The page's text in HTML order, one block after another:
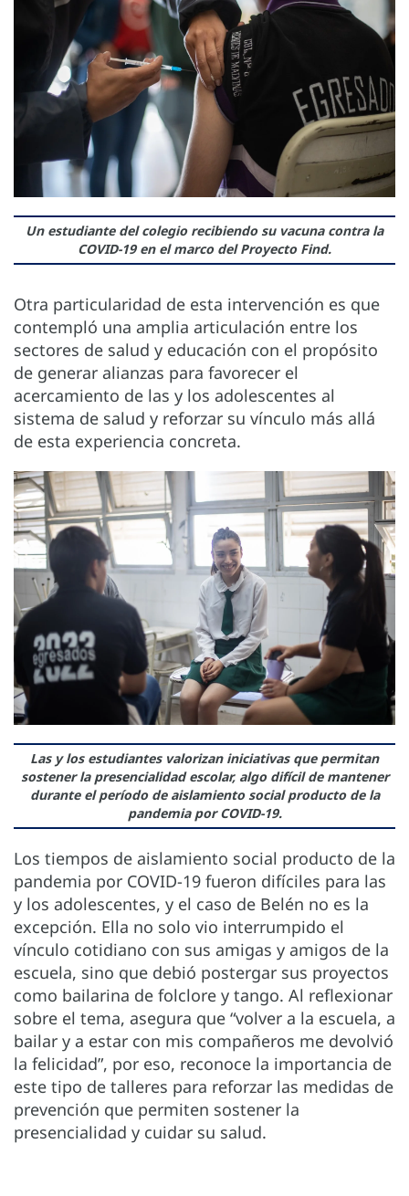
Un estudiante del colegio recibiendo su vacuna contra la
COVID-19 en el marco del Proyecto Find.
Otra particularidad de esta intervención es que
contempló una amplia articulación entre los
sectores de salud y educación con el propósito
de generar alianzas para favorecer el
acercamiento de las y los adolescentes al
sistema de salud y reforzar su vínculo más allá
de esta experiencia concreta.
Las y los estudiantes valorizan iniciativas que permitan
sostener la presencialidad escolar, algo difícil de mantener
durante el período de aislamiento social producto de la
pandemia por COVID-19.
Los tiempos de aislamiento social producto de la
pandemia por COVID-19 fueron difíciles para las
y los adolescentes, y el caso de Belén no es la
excepción. Ella no solo vio interrumpido el
vínculo cotidiano con sus amigas y amigos de la
escuela, sino que debió postergar sus proyectos
como bailarina de folclore y tango. Al reflexionar
sobre el tema, asegura que “volver a la escuela, a
bailar y a estar con mis compañeros me devolvió
la felicidad”, por eso, reconoce la importancia de
este tipo de talleres para reforzar las medidas de
prevención que permiten sostener la
presencialidad y cuidar su salud.